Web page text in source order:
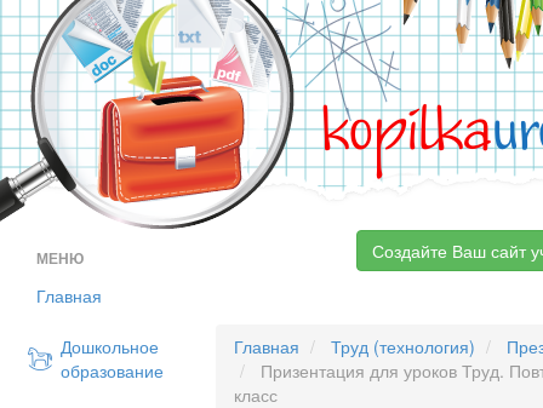
kopilka
МЕНЮ
Главная
Дошкольное
образование
Создайте Ваш сайт
Главная Труд (технология)
Призентация для уроков Труд.
класс